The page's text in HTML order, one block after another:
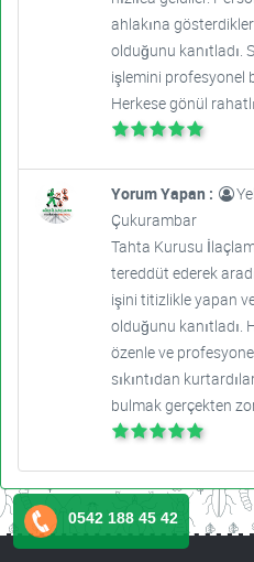
ahlakına
olduğunu kanıtladı.
işlemini profesyonel
Herkese gönül
Yorum Yapan :
Çukurambar
Tahta Kurusu
tereddüt ederek
işini titizlikle yapan
olduğunu kanıtladı.
özenle ve
sıkıntıdan
bulmak gerçekten
0542 188 45 42